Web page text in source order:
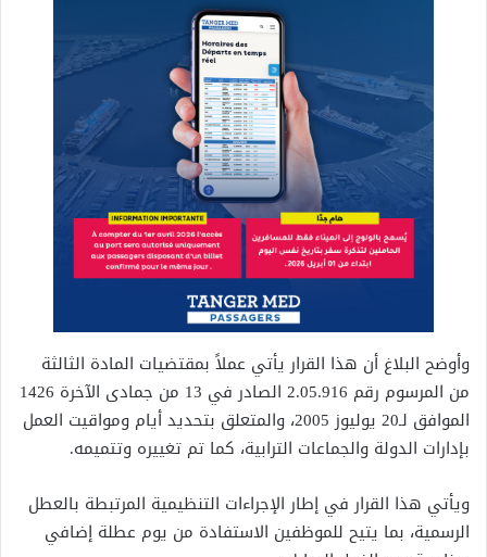
وأوضح البلاغ أن هذا القرار يأتي عملاً بمقتضيات المادة الثالثة
من المرسوم رقم 2.05.916 الصادر في 13 من جمادى الآخرة 1426
الموافق لـ20 يوليوز 2005، والمتعلق بتحديد أيام ومواقيت العمل
بإدارات الدولة والجماعات الترابية، كما تم تغييره وتتميمه.
ويأتي هذا القرار في إطار الإجراءات التنظيمية المرتبطة بالعطل
الرسمية، بما يتيح للموظفين الاستفادة من يوم عطلة إضافي